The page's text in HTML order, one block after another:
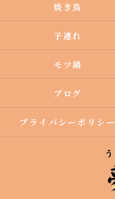
焼き鳥
子連れ
モツ鍋
ブログ
プライバシーポリシー